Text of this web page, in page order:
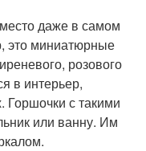
даже в самом
это миниатюрные
розового
в интерьер,
с такими
или ванну. Им